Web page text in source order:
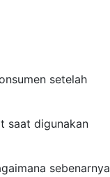
setelah
saat digunakan
sebenarnya